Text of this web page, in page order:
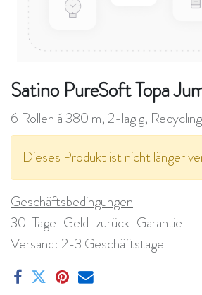
Satino PureSoft Topa
6 Rollen á 380 m, 2-lagig, Recycling
Dieses Produkt ist nicht länger
Geschäftsbedingungen
30-Tage-Geld-zurück-Garantie
Versand: 2-3 Geschäftstage